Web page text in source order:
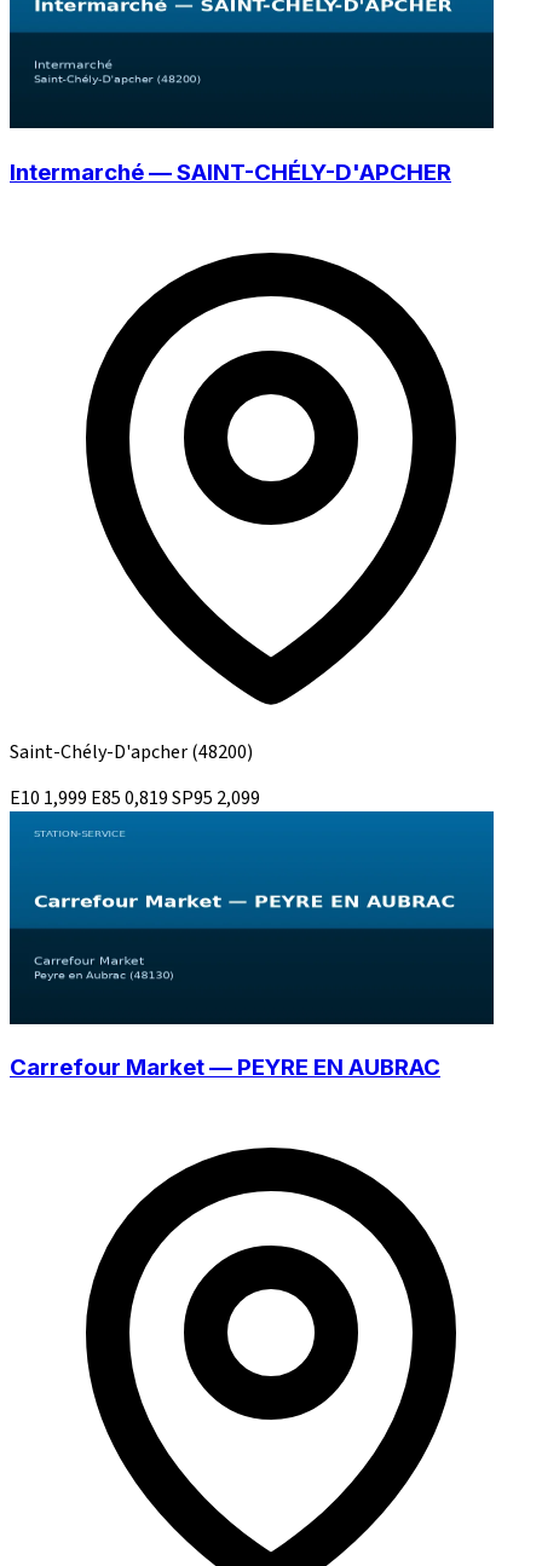
Intermarché — SAINT-CHÉLY-D'APCHER
Saint-Chély-D'apcher(48200)
E10 1,999 E850,819SP95 2,099
Carrefour Market — PEYRE EN AUBRAC